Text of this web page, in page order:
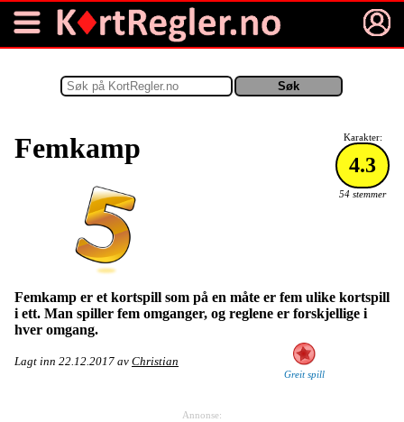
Karakter:
4.3
54 stemmer
Femkamp
Femkamp er et kortspill som på en måte er fem ulike kortspill
i ett. Man spiller fem omganger, og reglene er forskjellige i
hver omgang.
Greit spill
Lagt inn 22.12.2017 av Christian
Annonse: